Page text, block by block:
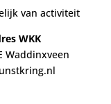
van activiteit
WKK
Waddinxveen